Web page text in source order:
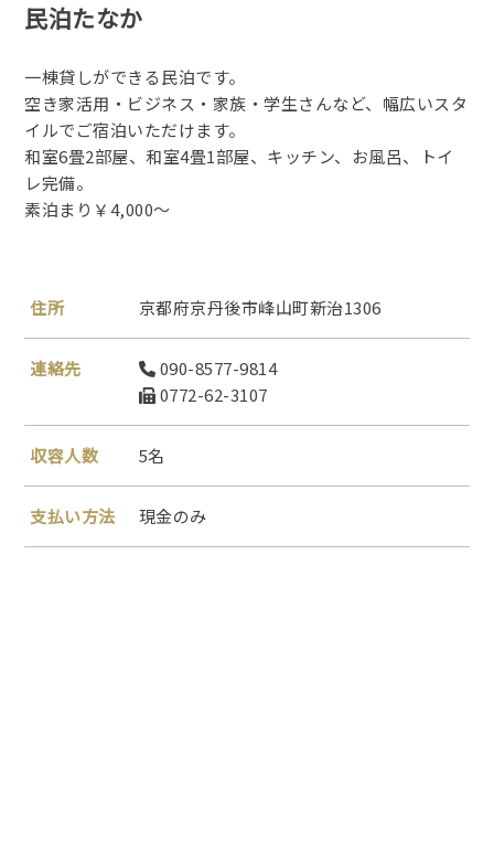
民泊たなか
一棟貸しができる民泊です。
空き家活用・ビジネス・家族・学生さんなど、幅広いスタ
イルでご宿泊いただけます。
和室6畳2部屋、和室4畳1部屋、キッチン、お風呂、トイ
レ完備。
素泊まり￥4,000～
住所 京都府京丹後市峰山町新治1306
連絡先
090-8577-9814
0772-62-3107
収容人数 5名
支払い方法 現金のみ